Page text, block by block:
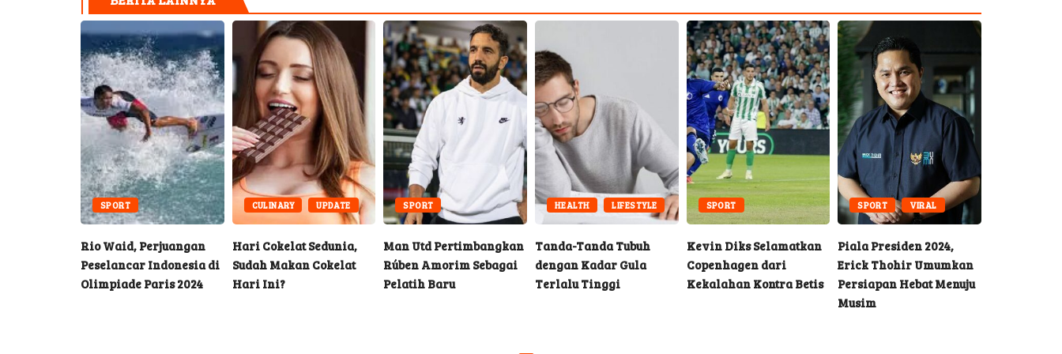
SPORT
Rio Waid, Perjuangan
Peselancar Indonesia di
Olimpiade Paris 2024
CULINARY UPDATE
Hari Cokelat Sedunia,
Sudah Makan Cokelat
Hari Ini?
SPORT
Man Utd Pertimbangkan
Rúben Amorim Sebagai
Pelatih Baru
HEALTH LIFESTYLE
Tanda-Tanda Tubuh
dengan Kadar Gula
Terlalu Tinggi
SPORT
Kevin Diks Selamatkan
Copenhagen dari
Kekalahan Kontra Betis
SPORT VIRAL
Piala Presiden 2024,
Erick Thohir Umumkan
Persiapan Hebat Menuju
Musim